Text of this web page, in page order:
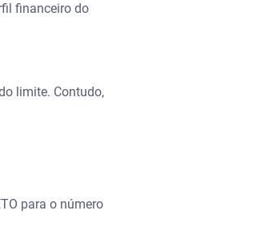
financeiro do
limite. Contudo,
para o número